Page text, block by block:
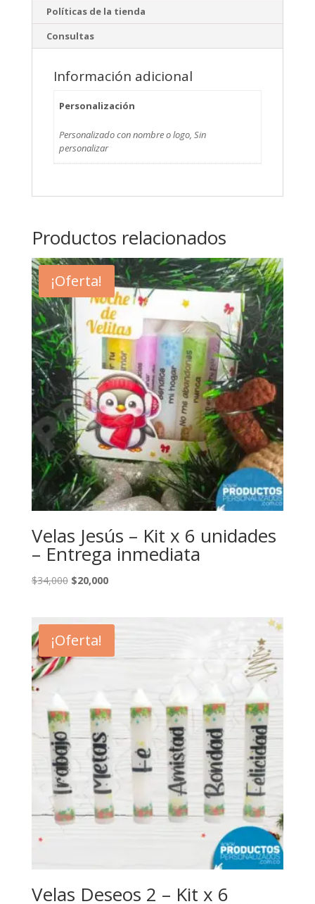
Políticas de la tienda
Consultas
Información adicional
Personalización
Personalizado con nombre o logo, Sin
personalizar
Productos relacionados
¡Oferta!
Velas Jesús – Kit x 6 unidades
– Entrega inmediata
$34,000 El
era:
$34,000.
$20,000El
es:
$20,000.
¡Oferta!
Velas Deseos 2 – Kit x 6